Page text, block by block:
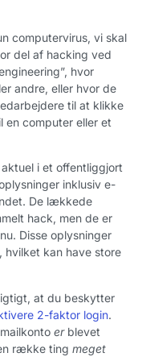
computervirus, vi skal
del af hacking ved
hvor
andre, eller hvor de
til at klikke
en computer eller et
i et offentliggjort
inklusiv e-
De lækkede
hack, men de er
Disse oplysninger
hvilket kan have store
at du beskytter
2-faktor login.
erblevet
række ting meget